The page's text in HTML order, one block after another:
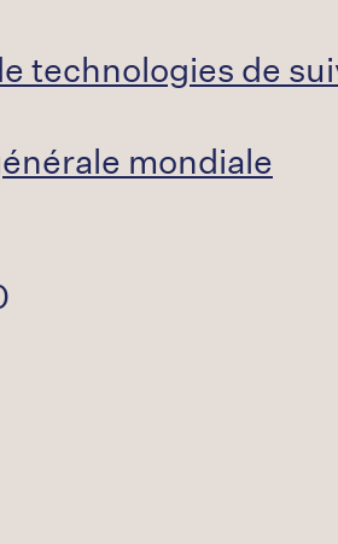
technologies de
mondiale